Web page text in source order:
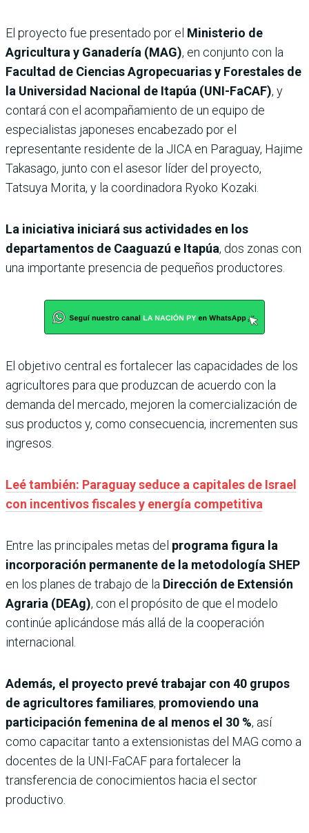
El proyecto fue presentado por el Ministerio de
Agricultura y Ganadería (MAG), en conjunto con la
Facultad de Ciencias Agropecuarias y Forestales de
la Universidad Nacional de Itapúa (UNI-FaCAF), y
contará con el acompañamiento de un equipo de
especialistas japoneses encabezado por el
representante residente de la JICA en Paraguay, Hajime
Takasago, junto con el asesor líder del proyecto,
Tatsuya Morita, y la coordinadora Ryoko Kozaki.
La iniciativa iniciará sus actividades en los
departamentos de Caaguazú e Itapúa, dos zonas con
una importante presencia de pequeños productores.
El objetivo central es fortalecer las capacidades de los
agricultores para que produzcan de acuerdo con la
demanda del mercado, mejoren la comercialización de
sus productos y, como consecuencia, incrementen sus
ingresos.
Leé también: Paraguay seduce a capitales de Israel
con incentivos fiscales y energía competitiva
Entre las principales metas del programa figura la
incorporación permanente de la metodología SHEP
en los planes de trabajo de la Dirección de Extensión
Agraria (DEAg), con el propósito de que el modelo
continúe aplicándose más allá de la cooperación
internacional.
Además, el proyecto prevé trabajar con 40 grupos
de agricultores familiares, promoviendo una
participación femenina de al menos el 30 %, así
como capacitar tanto a extensionistas del MAG como a
docentes de la UNI-FaCAF para fortalecer la
transferencia de conocimientos hacia el sector
productivo.